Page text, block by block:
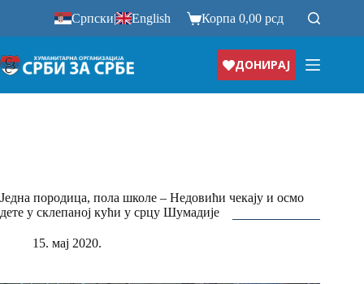
Српски| English Корпа0,00рсд
ДОНИРАЈ
Једна породица, пола школе – Недовићи чекају и осмо
дете у склепаној кући у срцу Шумадије
15. мај 2020.